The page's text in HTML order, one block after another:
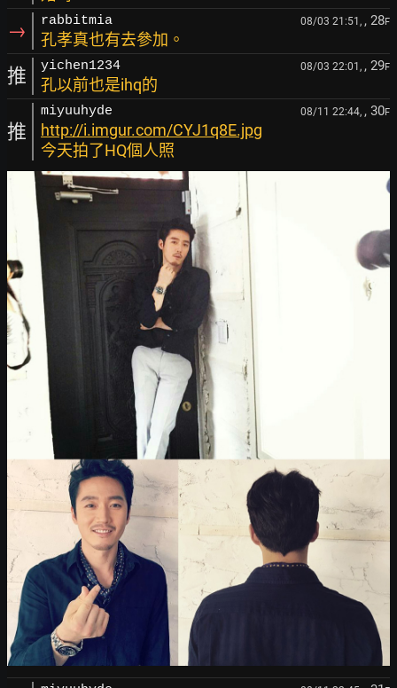
→ rabbitmia 08/03 21:51, , 28F
孔孝真也有去參加。
推 yichen1234 08/03 22:01, , 29F
孔以前也是ihq的
推
miyuuhyde 08/11 22:44, , 30F
http://i.imgur.com/CYJ1q8E.jpg
今天拍了HQ個人照